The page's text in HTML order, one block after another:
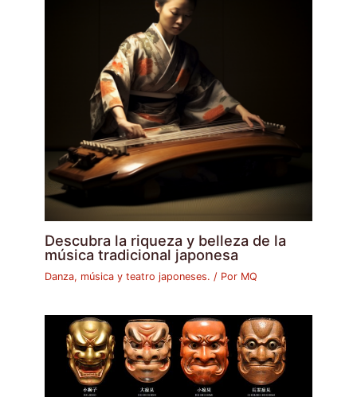
Descubra la riqueza y belleza de la
música tradicional japonesa
Danza, música y teatro japoneses. / Por MQ